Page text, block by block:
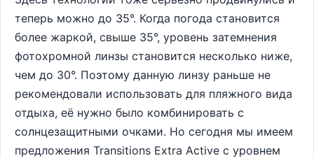
теперь можно до 35°. Когда погода становится
более жаркой, свыше 35°, уровень затемнения
фотохромной линзы становится несколько ниже,
чем до 30°. Поэтому данную линзу раньше не
рекомендовали использовать для пляжного вида
отдыха, её нужно было комбинировать с
солнцезащитными очками. Но сегодня мы имеем
предложения Transitions Extra Active с уровнем